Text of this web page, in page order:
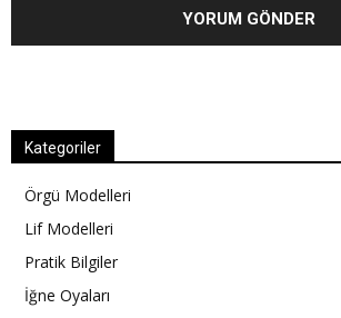
Kategoriler
Örgü Modelleri
Lif Modelleri
Pratik Bilgiler
İğne Oyaları